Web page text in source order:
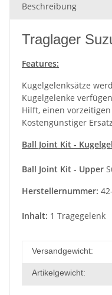
Beschreibung
Traglager
Features:
Kugelgelenksätze
Kugelgelenke
Hilft, einen
Kostengünstiger
Ball Joint Kit -
Ball Joint Kit - Upper
Herstellernummer:
Inhalt: 1 Tragegelenk
Versandgewicht:
Artikelgewicht: